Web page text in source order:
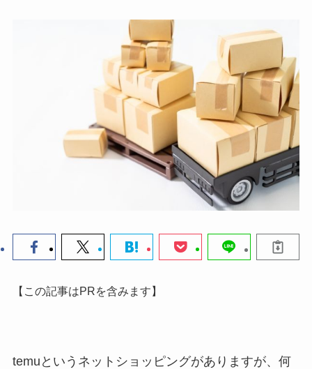
【この記事はPRを含みます】
temuというネットショッピングがありますが、 何